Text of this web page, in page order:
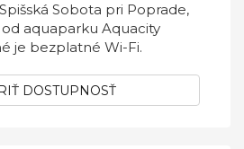
Sobota pri Poprade,
aquaparku Aquacity
je bezplatné Wi-Fi.
DOSTUPNOSŤ